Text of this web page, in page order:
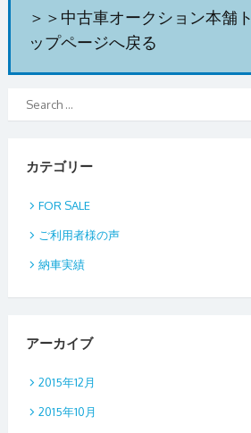
＞＞中古車オークション本舗ト
ップページへ戻る
カテゴリー
FOR SALE
ご利用者様の声
納車実績
アーカイブ
2015年12月
2015年10月